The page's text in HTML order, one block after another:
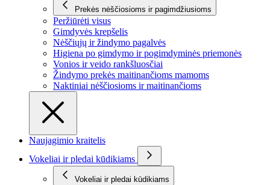
Prekės nėščiosioms ir pagimdžiusioms
Peržiūrėti visus
Gimdyvės krepšelis
Nėščiųjų ir žindymo pagalvės
Higiena po gimdymo ir pogimdyminės priemonės
Vonios ir veido rankšluosčiai
Žindymo prekės maitinančioms mamoms
Naktiniai nėščiosioms ir maitinančioms
Naujagimio kraitelis
Vokeliai ir pledai kūdikiams
Vokeliai ir pledai kūdikiams